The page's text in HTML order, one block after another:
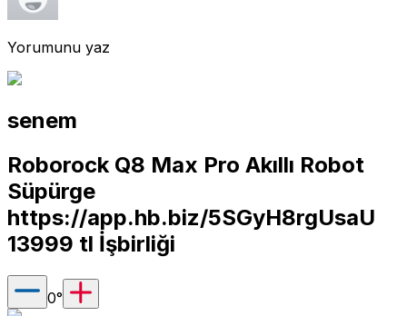
Yorumunu yaz
senem
Roborock Q8 Max Pro Akıllı Robot
Süpürge
https://app.hb.biz/5SGyH8rgUsaU
13999 tl İşbirliği
0°